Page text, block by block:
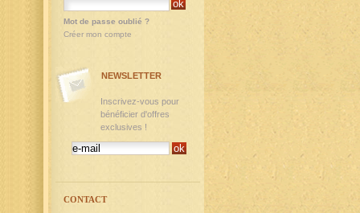
Mot de passe oublié ?
Créer mon compte
NEWSLETTER
Inscrivez-vous pour
bénéficier d'offres
exclusives !
CONTACT